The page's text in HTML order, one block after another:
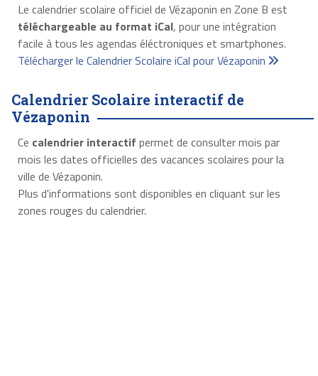
Le calendrier scolaire officiel de Vézaponin en Zone B est
téléchargeable au format iCal, pour une intégration
facile à tous les agendas éléctroniques et smartphones.
Télécharger le Calendrier Scolaire iCal pour Vézaponin
Calendrier Scolaire interactif de
Vézaponin
Ce calendrier interactif permet de consulter mois par
mois les dates officielles des vacances scolaires pour la
ville de Vézaponin.
Plus d'informations sont disponibles en cliquant sur les
zones rouges du calendrier.